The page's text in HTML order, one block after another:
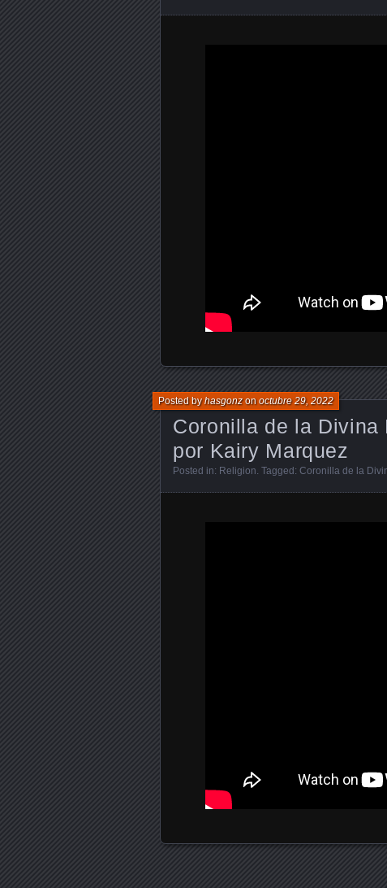
Coronilla de la Divina
por Kairy Marquez
Posted byhasgonzonoctubre 29, 2022
Posted in: Religion . Tagged: Coronilla de la